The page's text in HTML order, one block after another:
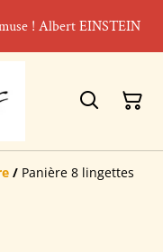
! Albert EINSTEIN
/ Panière 8 lingettes